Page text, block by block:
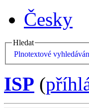
Česky
Hledat
Plnotextové
ISP (